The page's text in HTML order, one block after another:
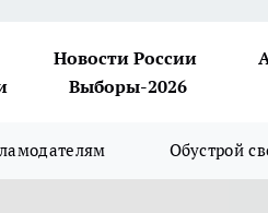
Новости России
Выборы-2026
Обустрой